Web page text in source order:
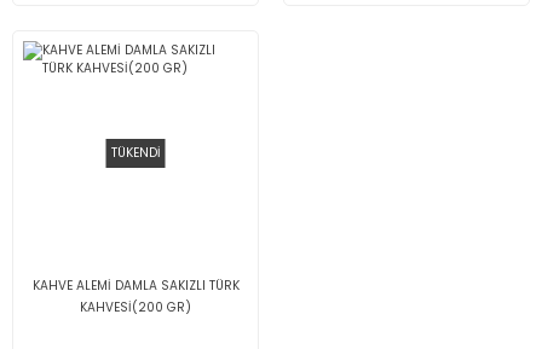
TÜKENDİ
KAHVE ALEMİ DAMLA SAKIZLI TÜRK
KAHVESİ(200 GR)